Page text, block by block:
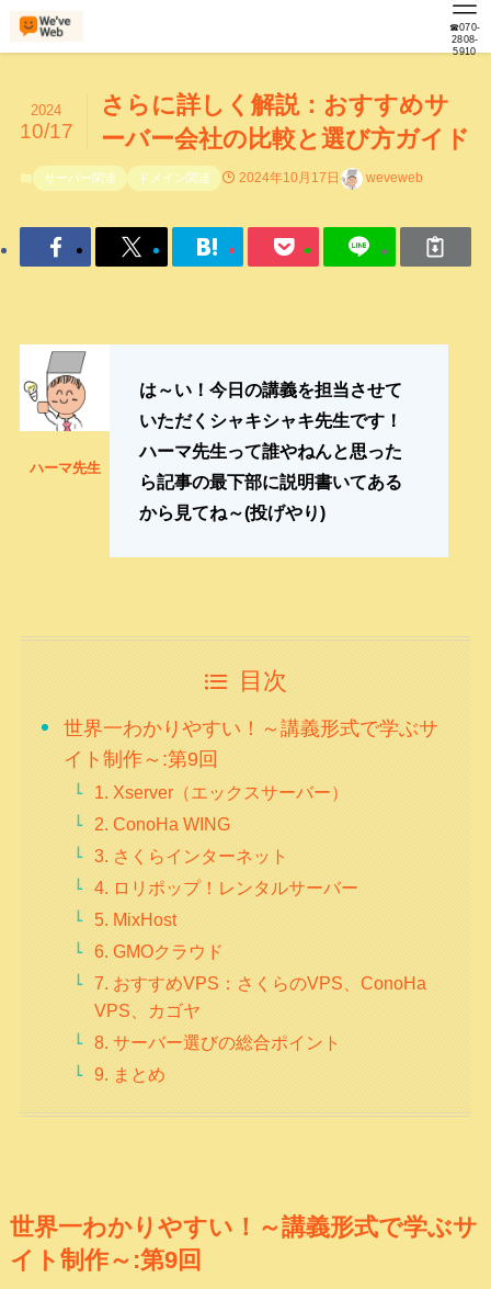
☎070-
2808-
5910
さらに詳しく解説：おすすめサ
ーバー会社の比較と選び方ガイド
2024
10/17
サーバー関連 ドメイン関連 2024年10月17日 weveweb
ハーマ先生
は～い！今日の講義を担当させて
いただくシャキシャキ先生です！
ハーマ先生って誰やねんと思った
ら記事の最下部に説明書いてある
から見てね～(投げやり)
目次
世界一わかりやすい！～講義形式で学ぶサ
イト制作～:第9回
1. Xserver（エックスサーバー）
2. ConoHa WING
3. さくらインターネット
4. ロリポップ！レンタルサーバー
5. MixHost
6. GMOクラウド
7. おすすめVPS：さくらのVPS、ConoHa
VPS、カゴヤ
8. サーバー選びの総合ポイント
9. まとめ
世界一わかりやすい！～講義形式で学ぶサ
イト制作～:第9回